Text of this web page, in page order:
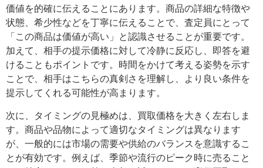
価値を的確に伝えることにあります。商品の詳細な特徴や
状態、希少性などを丁寧に伝えることで、査定員にとって
「この商品は価値が高い」と認識させることが重要です。
加えて、相手の提示価格に対して冷静に反応し、即答を避
けることもポイントです。時間をかけて考える姿勢を示す
ことで、相手はこちらの真剣さを理解し、より良い条件を
提示してくれる可能性が高まります。
次に、タイミングの見極めは、買取価格を大きく左右しま
す。商品や品物によって適切なタイミングは異なります
が、一般的には市場の需要や供給のバランスを意識するこ
とが有効です。例えば、季節や流行のピーク時に売ること